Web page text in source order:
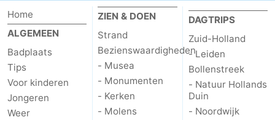
Home
ALGEMEEN
Badplaats
Tips
Voor kinderen
Jongeren
Weer
ZIEN & DOEN
Strand
Bezienswaardigheden
- Musea
- Monumenten
- Kerken
- Molens
DAGTRIPS
Zuid-Holland
- Leiden
Bollenstreek
- Natuur Hollands
Duin
- Noordwijk